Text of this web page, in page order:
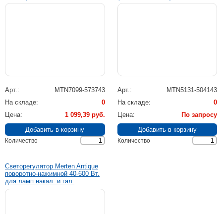
латунь)
Арт.
MTN7099-573743
На складе
0
Цена
1 099,39 руб.
Количество
(античная латунь)
Арт.
MTN5131-504143
На складе
0
Цена
По запросу
Количество
Светорегулятор Merten Antique
поворотно-нажимной 40-600 Вт.
для ламп накал. и гал.
(античная латунь)